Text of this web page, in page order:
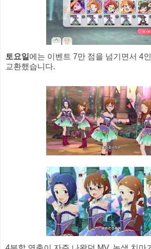
토요일 에는 이벤트 7만 점을 넘기면서 4
교환했습니다.